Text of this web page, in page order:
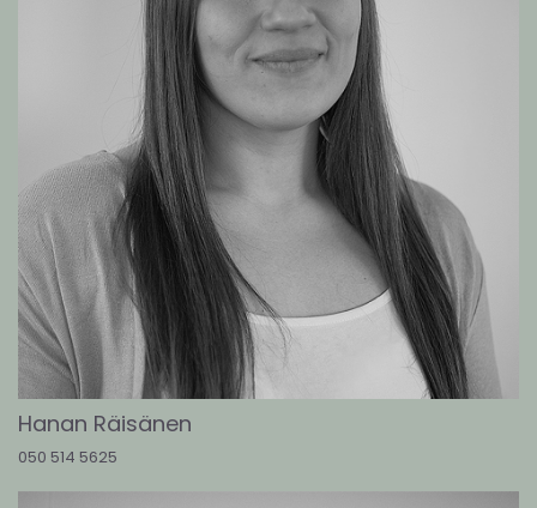
Hanan Räisänen
050 514 5625